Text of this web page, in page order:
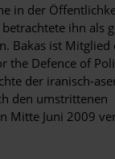
in der
ihn als
Bakas ist
the Defence of
der iranisch-
den umstrittenen
Mitte Juni 2009